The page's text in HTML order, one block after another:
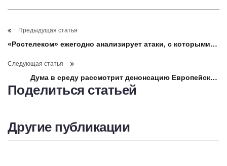
Предыдущая статья
«Ростелеком» ежегодно анализирует атаки, с которыми
Следующая статья
Дума в среду рассмотрит денонсацию Европейской
конвенции по предупреждению пыток — Володин
Поделиться статьей
Другие публикации